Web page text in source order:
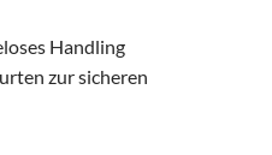
Handling
zur sicheren